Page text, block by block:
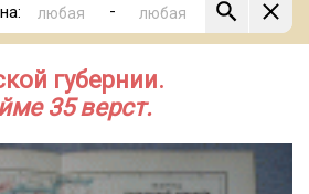
-
губернии.
35 верст.